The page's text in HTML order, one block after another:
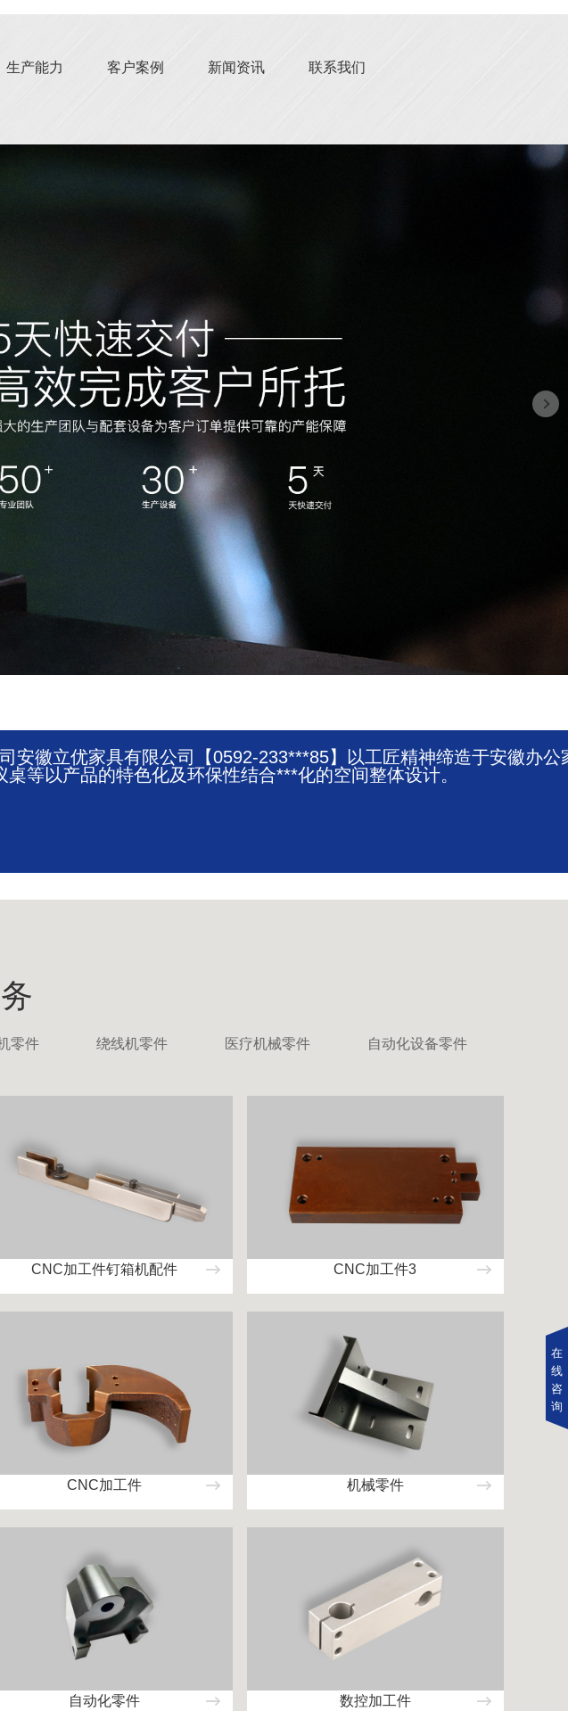
生产能力 客户案例 新闻资讯 联系我们
安徽立优家具有限公司【0592-233***85】以工匠精神缔造于安徽办公
等以产品的特色化及环保性结合***化的空间整体设计。
零件 绕线机零件 医疗机械零件 自动化设备零件
CNC加工件钉箱机配件 CNC加工件3
CNC加工件 机械零件
自动化零件 数控加工件
在
线
咨
询